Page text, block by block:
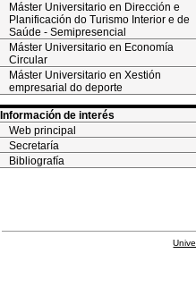
Máster Universitario en Dirección e
Planificación do Turismo Interior e de
Saúde - Semipresencial
Máster Universitario en Economía
Circular
Máster Universitario en Xestión
empresarial do deporte
Información de interés
Web principal
Secretaría
Bibliografía